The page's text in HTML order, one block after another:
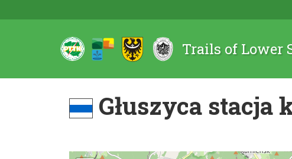
Trails of Lower
Głuszyca